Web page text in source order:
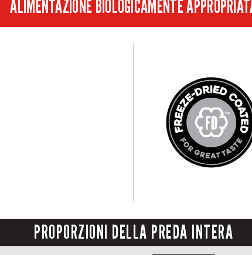
ALIMENTAZIONE BIOLOGICAMENTE
PROPORZIONI DELLA PREDA INTERA